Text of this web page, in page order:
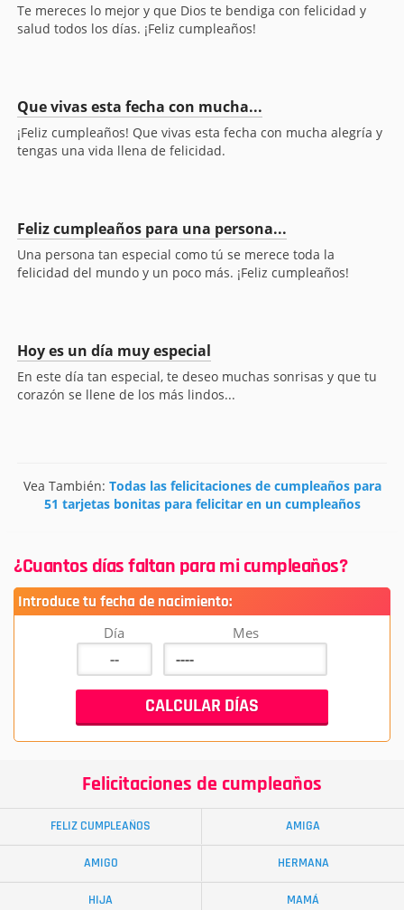
Te mereces lo mejor y que Dios te bendiga con felicidad y
salud todos los días. ¡Feliz cumpleaños!
Que vivas esta fecha con mucha...
¡Feliz cumpleaños! Que vivas esta fecha con mucha alegría y
tengas una vida llena de felicidad.
Feliz cumpleaños para una persona...
Una persona tan especial como tú se merece toda la
felicidad del mundo y un poco más. ¡Feliz cumpleaños!
Hoy es un día muy especial
En este día tan especial, te deseo muchas sonrisas y que tu
corazón se llene de los más lindos...
Vea También: Todas las felicitaciones de cumpleaños para
51 tarjetas bonitas para felicitar en un cumpleaños
¿Cuantos días faltan para mi cumpleaños?
Introduce tu fecha de nacimiento:
Día Mes
Felicitaciones de cumpleaños
FELIZ CUMPLEAÑOS AMIGA
AMIGO HERMANA
HIJA MAMÁ